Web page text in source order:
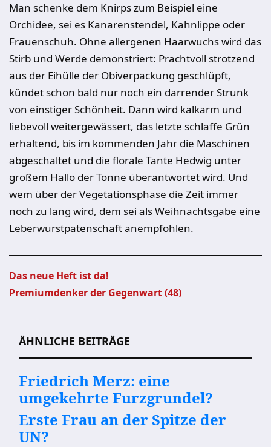
Man schenke dem Knirps zum Beispiel eine
Orchidee, sei es Kanarenstendel, Kahnlippe oder
Frauenschuh. Ohne allergenen Haarwuchs wird das
Stirb und Werde demonstriert: Prachtvoll strotzend
aus der Eihülle der Obiverpackung geschlüpft,
kündet schon bald nur noch ein darrender Strunk
von einstiger Schönheit. Dann wird kalkarm und
liebevoll weitergewässert, das letzte schlaffe Grün
erhaltend, bis im kommenden Jahr die Maschinen
abgeschaltet und die florale Tante Hedwig unter
großem Hallo der Tonne überantwortet wird. Und
wem über der Vegetationsphase die Zeit immer
noch zu lang wird, dem sei als Weihnachtsgabe eine
Leberwurstpatenschaft anempfohlen.
Das neue Heft ist da!
Premiumdenker der Gegenwart (48)
ÄHNLICHE BEITRÄGE
Friedrich Merz: eine
umgekehrte Furzgrundel?
Erste Frau an der Spitze der
UN?